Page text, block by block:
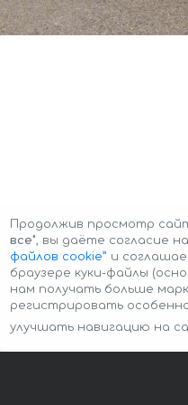
Авторские права ©
Продолжив просмотр
все", вы даёте согласие на
файлов cookie” и
браузере куки-файлы
нам получать больше
регистрировать
улучшать навигацию на